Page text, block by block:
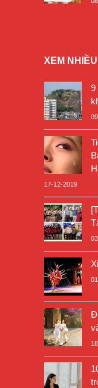
XEM NHIỀU
9
17-12-2019